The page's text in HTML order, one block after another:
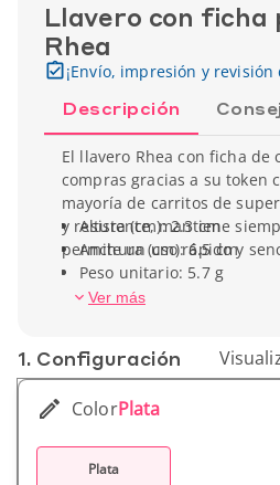
Llavero con
Rhea
¡Envío, impresión y
Descripción
El llavero Rhea con ficha
compras gracias a su token
mayoría de carritos de
y resistente, mantiene
permite un uso rápido y
Altura (cm): 2.3 cm
Anchura (cm): 6.5 cm
Peso unitario: 5.7 g
Ver más
1. Conf­iguración
ColorPlata
Plata